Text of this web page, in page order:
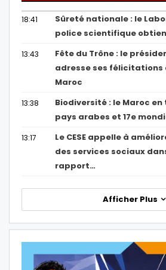
18:41
Sûreté nationale : le
police scientifique
13:43
Fête du Trône : le
adresse ses félicitations
Maroc
13:38
Biodiversité : le Maroc en
pays arabes et 17e
13:17
Le CESE appelle à
des services sociaux
rapport…
Afficher Plus